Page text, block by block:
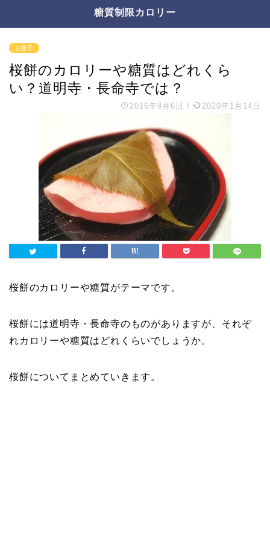
糖質制限カロリー
お菓子
桜餅のカロリーや糖質はどれくら
い？道明寺・長命寺では？
2016年8月6日 / 2020年1月14日
桜餅のカロリーや糖質がテーマです。
桜餅には道明寺・長命寺のものがありますが、それぞ
れカロリーや糖質はどれくらいでしょうか。
桜餅についてまとめていきます。